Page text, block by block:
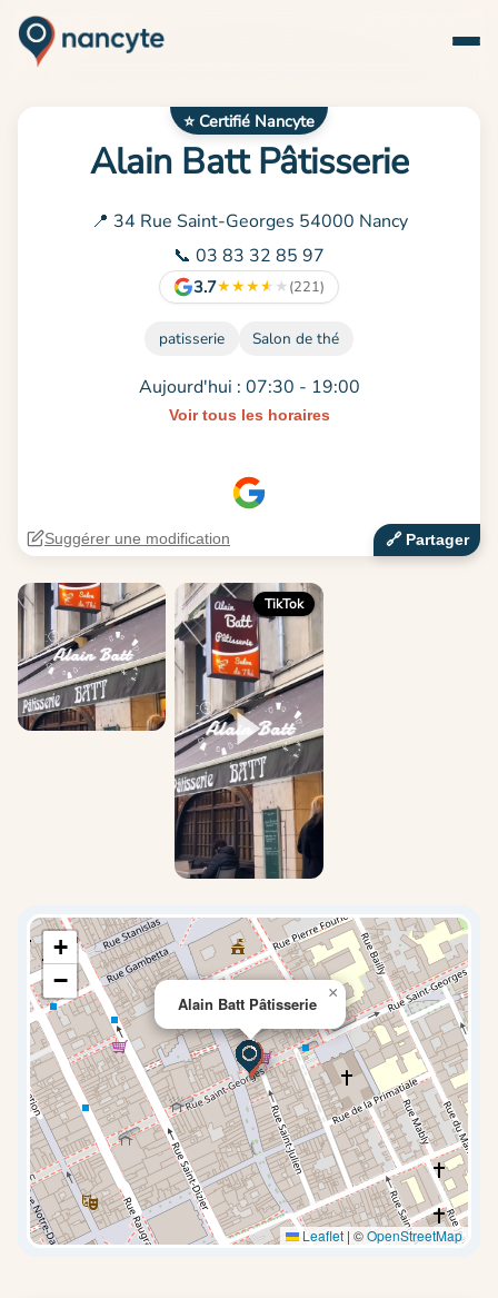
⭐ Certifié Nancyte
Alain Batt Pâtisserie
📍 34 Rue Saint-Georges 54000 Nancy
📞 03 83 32 85 97
3.7★★★★ ★ (221)
patisserie Salon de thé
Aujourd'hui : 07:30 - 19:00
Voir tous les horaires
🔗‍️ Partager
Suggérer une modification
TikTok
Alain Batt Pâtisserie
×
+
−
Leaflet | ©OpenStreetMap